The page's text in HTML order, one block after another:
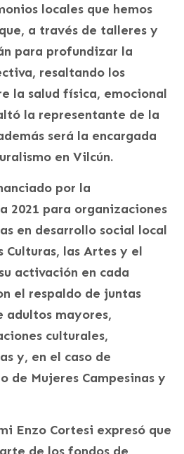
locales que hemos
a través de talleres y
para profundizar la
resaltando los
la salud física, emocional
la representante de la
será la encargada
en Vilcún.
por la
2021 para organizaciones
en desarrollo social local
las Artes y el
activación en cada
el respaldo de juntas
adultos mayores,
culturales,
y, en el caso de
de Mujeres Campesinas y
Enzo Cortesi expresó que